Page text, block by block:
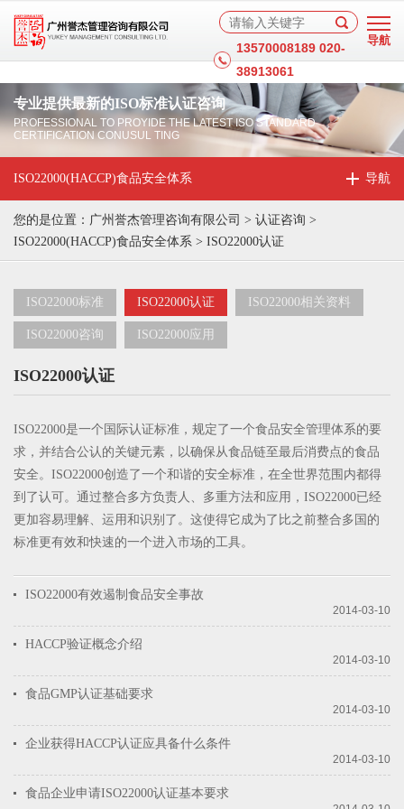
13570008189 020-
38913061
专业提供最新的ISO标准认证咨询
PROFESSIONAL TO PROYIDE THE LATEST ISO STANDARD
CERTIFICATION CONUSUL TING
ISO22000(HACCP)食品安全体系
您的是位置： 广州誉杰管理咨询有限公司 > 认证咨询 >
ISO22000(HACCP)食品安全体系 > ISO22000认证
ISO22000标准 ISO22000认证 ISO22000相关资料
ISO22000咨询 ISO22000应用
ISO22000认证
ISO22000是一个国际认证标准，规定了一个食品安全管理体系的要
求，并结合公认的关键元素，以确保从食品链至最后消费点的食品
安全。ISO22000创造了一个和谐的安全标准，在全世界范围内都得
到了认可。通过整合多方负责人、多重方法和应用，ISO22000已经
更加容易理解、运用和识别了。这使得它成为了比之前整合多国的
标准更有效和快速的一个进入市场的工具。
ISO22000有效遏制食品安全事故
2014-03-10
HACCP验证概念介绍
2014-03-10
食品GMP认证基础要求
2014-03-10
企业获得HACCP认证应具备什么条件
2014-03-10
食品企业申请ISO22000认证基本要求